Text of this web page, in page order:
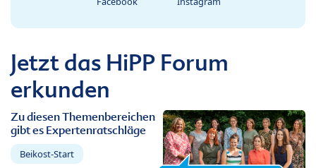
Jetzt das HiPP Forum
erkunden
Zu diesen Themenbereichen
gibt es Expertenratschläge
Beikost-Start